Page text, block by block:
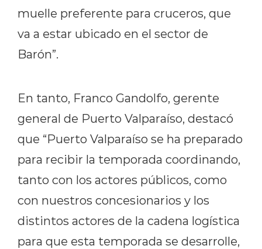
muelle preferente para cruceros, que
va a estar ubicado en el sector de
Barón”.
En tanto, Franco Gandolfo, gerente
general de Puerto Valparaíso, destacó
que “Puerto Valparaíso se ha preparado
para recibir la temporada coordinando,
tanto con los actores públicos, como
con nuestros concesionarios y los
distintos actores de la cadena logística
para que esta temporada se desarrolle,